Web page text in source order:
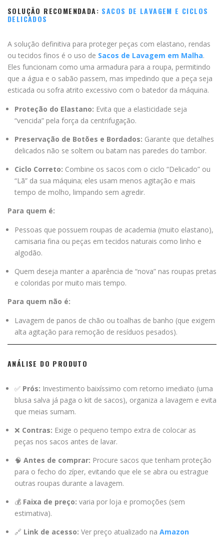
SOLUÇÃO RECOMENDADA: SACOS DE LAVAGEM E CICLOS
DELICADOS
A solução definitiva para proteger peças com elastano, rendas
ou tecidos finos é o uso de Sacos de Lavagem em Malha.
Eles funcionam como uma armadura para a roupa, permitindo
que a água e o sabão passem, mas impedindo que a peça seja
esticada ou sofra atrito excessivo com o batedor da máquina.
Proteção do Elastano: Evita que a elasticidade seja
“vencida” pela força da centrifugação.
Preservação de Botões e Bordados: Garante que detalhes
delicados não se soltem ou batam nas paredes do tambor.
Ciclo Correto: Combine os sacos com o ciclo “Delicado” ou
“Lã” da sua máquina; eles usam menos agitação e mais
tempo de molho, limpando sem agredir.
Para quem é:
Pessoas que possuem roupas de academia (muito elastano),
camisaria fina ou peças em tecidos naturais como linho e
algodão.
Quem deseja manter a aparência de “nova” nas roupas pretas
e coloridas por muito mais tempo.
Para quem não é:
Lavagem de panos de chão ou toalhas de banho (que exigem
alta agitação para remoção de resíduos pesados).
ANÁLISE DO PRODUTO
✅ Prós: Investimento baixíssimo com retorno imediato (uma
blusa salva já paga o kit de sacos), organiza a lavagem e evita
que meias sumam.
❌ Contras: Exige o pequeno tempo extra de colocar as
peças nos sacos antes de lavar.
🧠 Antes de comprar: Procure sacos que tenham proteção
para o fecho do zíper, evitando que ele se abra ou estrague
outras roupas durante a lavagem.
💰 Faixa de preço: varia por loja e promoções (sem
estimativa).
🔗 Link de acesso: Ver preço atualizado na Amazon